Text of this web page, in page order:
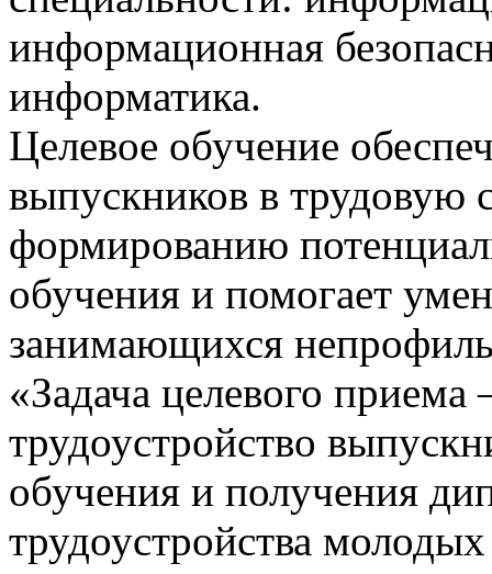
информационная
информатика.
Целевое обучение
выпускников в трудовую
формированию
обучения и помогает
занимающихся
«Задача целевого
трудоустройство
обучения и получения
трудоустройства